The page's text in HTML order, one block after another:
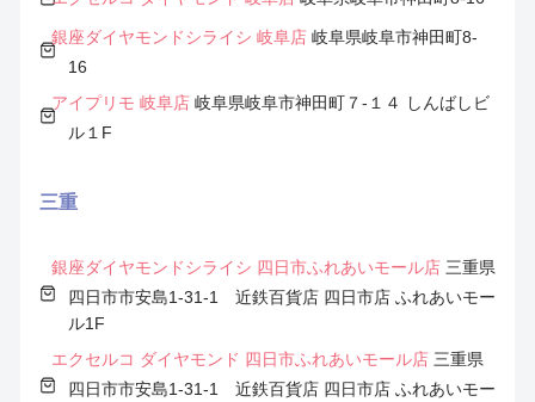
銀座ダイヤモンドシライシ 岐阜店 岐阜県岐阜市神田町8-
16
アイプリモ 岐阜店 岐阜県岐阜市神田町７-１４ しんばしビ
ル１F
三重
銀座ダイヤモンドシライシ 四日市ふれあいモール店 三重県
四日市市安島1-31-1 近鉄百貨店 四日市店 ふれあいモー
ル1F
エクセルコ ダイヤモンド 四日市ふれあいモール店 三重県
四日市市安島1-31-1 近鉄百貨店 四日市店 ふれあいモー